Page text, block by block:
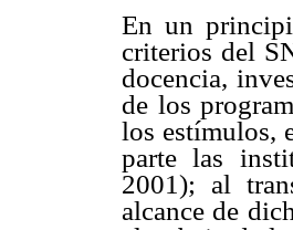
En un
criterios del
docencia,
de los
los estímulos,
parte las
2001); al
alcance de